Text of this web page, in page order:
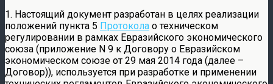
1. Настоящий документ разработан в целях реализации
положений пункта 5 Протокола о техническом
регулировании в рамках Евразийского экономического
союза (приложение N 9 к Договору о Евразийском
экономическом союзе от 29 мая 2014 года (далее –
Договор)), используется при разработке и применении